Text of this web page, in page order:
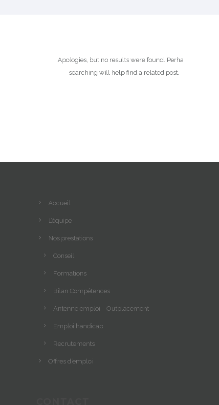
Apologies, but no results were found. Perhaps
searching will help find a related post.
Accueil
L’équipe
Nos prestations
Conseil
Formations
Bilan Compétences
Antenne emploi – Outplacement
Emploi handicap
Recrutements
Offres d’emploi